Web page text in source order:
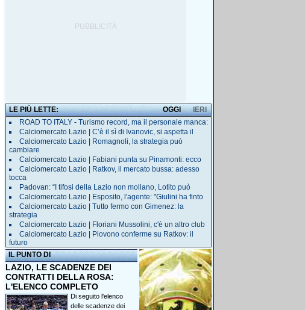
LE PIÙ LETTE: IERI
OGGI
ROAD TO ITALY - Turismo record, ma il personale manca:
Calciomercato Lazio | C’è il sì di Ivanovic, si aspetta il
Calciomercato Lazio | Romagnoli, la strategia può
cambiare
Calciomercato Lazio | Fabiani punta su Pinamonti: ecco
Calciomercato Lazio | Ratkov, il mercato bussa: adesso
tocca
Padovan: “I tifosi della Lazio non mollano, Lotito può
Calciomercato Lazio | Esposito, l'agente: "Giulini ha finto
Calciomercato Lazio | Tutto fermo con Gimenez: la
strategia
Calciomercato Lazio | Floriani Mussolini, c'è un altro club
Calciomercato Lazio | Piovono conferme su Ratkov: il
futuro
IL PUNTO DI
LAZIO, LE SCADENZE DEI
CONTRATTI DELLA ROSA:
L'ELENCO COMPLETO
Di seguito l'elenco
delle scadenze dei